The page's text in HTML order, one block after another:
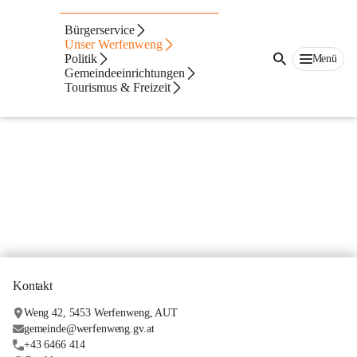
Bürgerservice
Unser Werfenweng
Politik
Gemeindeeinrichtungen
Tourismus & Freizeit
Menü
Kontakt
Weng 42, 5453 Werfenweng, AUT
gemeinde@werfenweng.gv.at
+43 6466 414